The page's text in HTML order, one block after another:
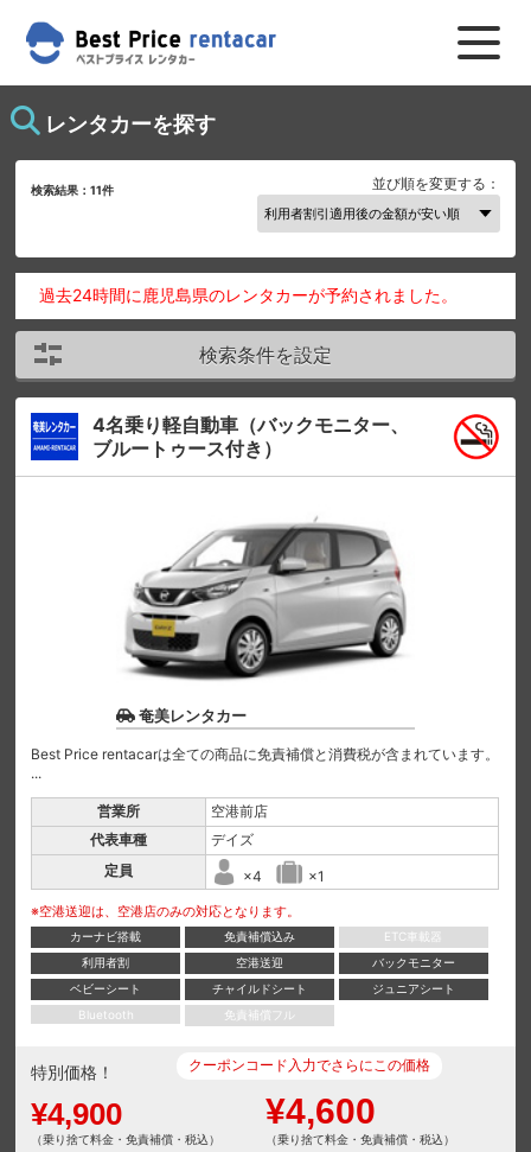
レンタカーを探す
検索結果：11件 並び順を変更する：
過去24時間に鹿児島県のレンタカーが予約されました。
検索条件を設定
4名乗り軽自動車（バックモニター、
ブルートゥース付き）
奄美レンタカー
Best Price rentacarは全ての商品に免責補償と消費税が含まれています。
...
営業所
空港前店
代表車種
デイズ
定員
×4 ×1
※空港送迎は、空港店のみの対応となります。
カーナビ搭載 免責補償込み
ETC車載器
利用者割
空港送迎
バックモニター
ベビーシート
チャイルドシート
ジュニアシート
Bluetooth
免責補償フル
特別価格！
¥4,900
（乗り捨て料金・免責補償・税込）
クーポンコード入力でさらにこの価格
¥4,600
（乗り捨て料金・免責補償・税込）